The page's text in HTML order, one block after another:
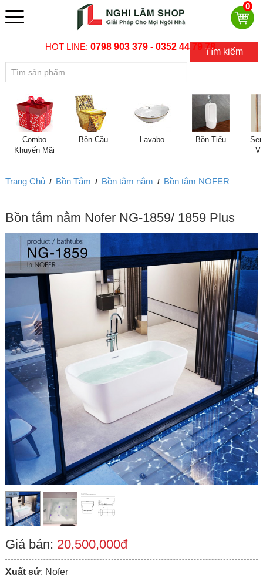
0
HOT LINE:0798 903 379 - 0352 44 79 78Tìm kiếm
Combo
Khuyến Mãi
Bồn Cầu Lavabo Bồn Tiểu
Trang Chủ / Bồn Tắm / Bồn tắm nằm / Bồn tắm NOFER
Bồn tắm nằm Nofer NG-1859/ 1859 Plus
Giá bán: 20,500,000đ
Xuất sứ: Nofer